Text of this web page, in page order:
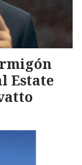
Estate